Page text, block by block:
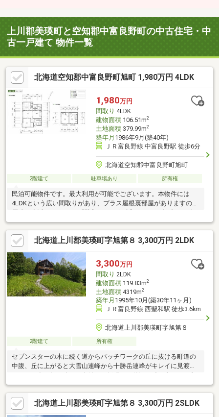
上川郡美瑛町と空知郡中富良野町の中古住宅・中
古一戸建て 物件一覧
北海道空知郡中富良野町旭町 1,980万円 4LDK
1,980万円
間取り 4LDK
建物面積106.51m2
土地面積379.99m2
築年月 1986年9月(築40年)
ＪＲ富良野線 中富良野駅 徒歩6分
北海道空知郡中富良野町旭町
2階建て 駐車場あり 所有権
民泊可能物件です。最大利用が可能でございます。本物件には
4LDKという広い間取りがあり、プラス屋根裏部屋がありますので
優雅な生活ができます。駅近、コンビニ近、ラベンダー畑もと保
険何あります。北の峰スキー場にもJRですぐに行くことができる
好立地な住宅になります。
北海道上川郡美瑛町字旭第８ 3,300万円 2LDK
3,300万円
間取り 2LDK
建物面積119.83m2
土地面積4319m2
築年月 1995年10月(築30年11ヶ月)
ＪＲ富良野線 西聖和駅 徒歩3.6km
北海道上川郡美瑛町字旭第８
2階建て 所有権
セブンスターの木に続く道からパッチワークの丘に抜ける町道の
中腹、丘に上がると大雪山連峰から十勝岳連峰がキレイに見渡せ
関、大きな吹き抜けのリビング、和室の客間が6帖間 2階は仕切
りのないホール寝室+見晴らしの良い書斎、書斎の前は前面バル
コニー。毎日が森林浴。おトイレは残念ながら汲取り、お風呂と
トイレはリフォームしたら快適に過ごせます。
北海道上川郡美瑛町字旭第８ 3,300万円 2SLDK